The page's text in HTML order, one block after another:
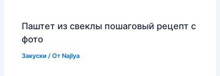
Паштет из свеклы пошаговый рецепт с
фото
Закуски / От Najlya